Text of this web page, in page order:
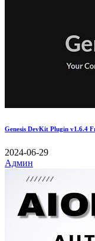
Genesis DevKit Plugin v1.6.4
2024-06-29
Админ